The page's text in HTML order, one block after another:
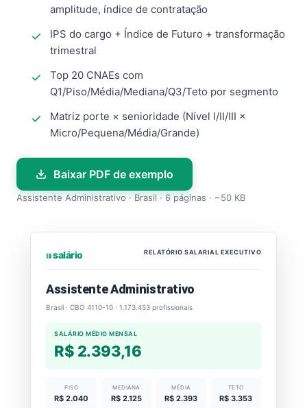
amplitude, índice de contratação
IPS do cargo + Índice de Futuro + transformação
trimestral
Top 20 CNAEs com
Q1/Piso/Média/Mediana/Q3/Teto por segmento
Matriz porte × senioridade (Nível I/II/III ×
Micro/Pequena/Média/Grande)
Baixar PDF de exemplo
Assistente Administrativo · Brasil · 6 páginas · ~50 KB
⏐⏐⏐ salário RELATÓRIO SALARIAL EXECUTIVO
Assistente Administrativo
Brasil · CBO 4110-10 · 1.173.453 profissionais
SALÁRIO MÉDIO MENSAL
R$ 2.393,16
PISO
R$ 2.040
MEDIANA
R$ 2.125
MÉDIA
R$ 2.393
TETO
R$ 3.353